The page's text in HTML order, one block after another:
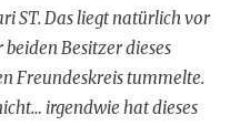
ST. Das liegt natürlich vor
Besitzer dieses
Freundeskreis tummelte.
irgendwie hat dieses